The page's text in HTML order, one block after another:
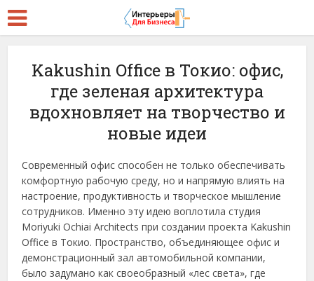
Kakushin Office в Токио: офис,
где зеленая архитектура
вдохновляет на творчество и
новые идеи
Современный офис способен не только обеспечивать
комфортную рабочую среду, но и напрямую влиять на
настроение, продуктивность и творческое мышление
сотрудников. Именно эту идею воплотила студия
Moriyuki Ochiai Architects при создании проекта Kakushin
Office в Токио. Пространство, объединяющее офис и
демонстрационный зал автомобильной компании,
было задумано как своеобразный «лес света», где